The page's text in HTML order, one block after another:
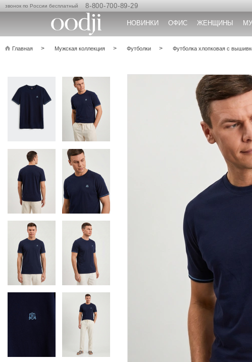
звонок по России бесплатный 8-800-700-89-29
НОВИНКИ ОФИС ЖЕНЩИНЫ
Главная Мужская коллекция Футболки Футболка хлопковая с